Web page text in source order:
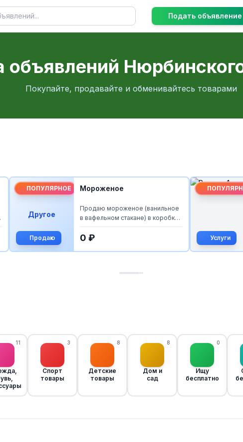
Подать объявление
объявлений
Покупайте, продавайте и обменивайтесь товарами
(ванильное
в коробке
и мороженое
ПОПУЛЯРНОЕ
Услуги
Ремонт и наладка швейных и
стиральных машин на дому.
*Ремонт и диагностика
11 3
Спорт
товары
8
Детские
товары
8
Дом и
сад
0
Ищу
бесплатно